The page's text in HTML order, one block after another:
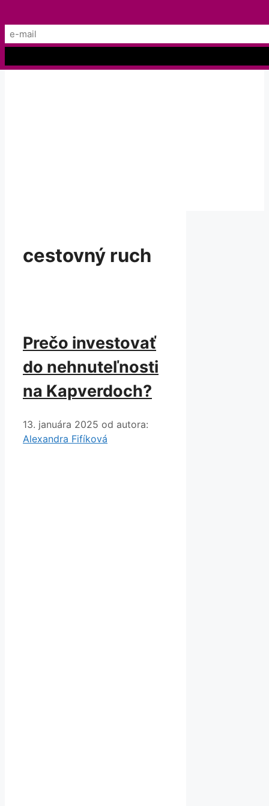
na
obsah
cestovný ruch
Prečo investovať
do nehnuteľnosti
na Kapverdoch?
13. januára 2025 od autora:
Alexandra Fifíková